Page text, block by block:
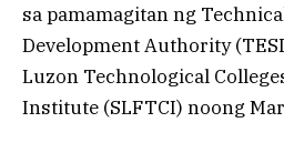
sa pamamagitan ng
Development Authority
Luzon Technological
Institute (SLFTCI) noong